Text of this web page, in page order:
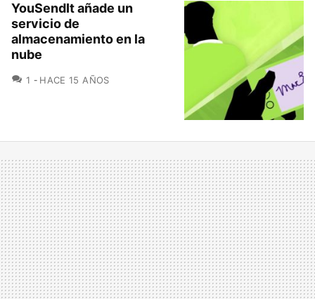
YouSendIt añade un
servicio de
almacenamiento en la
nube
1 COMENTARIOS
HACE 15 AÑOS